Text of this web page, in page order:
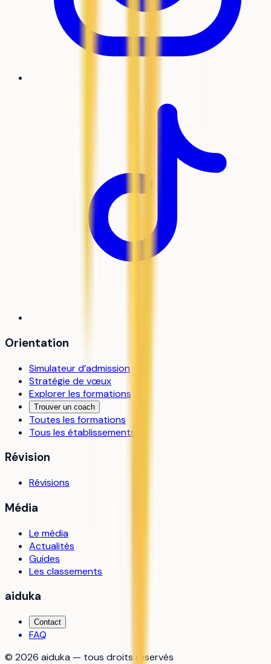
Orientation
Simulateur d’admission
Stratégie de vœux
Explorer les formations
Trouver un coach
Toutes les formations
Tous les établissements
Révision
Révisions
Média
Le média
Actualités
Guides
Les classements
aiduka
Contact
FAQ
© 2026 aiduka — tous droits réservés